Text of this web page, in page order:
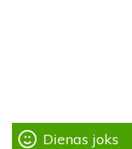
Dienas joks